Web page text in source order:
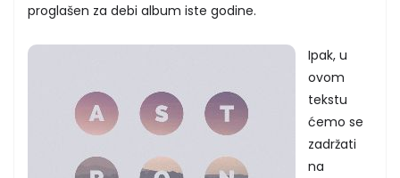
proglašen za debi album iste godine.
Ipak, u
ovom
tekstu
ćemo se
zadržati
na